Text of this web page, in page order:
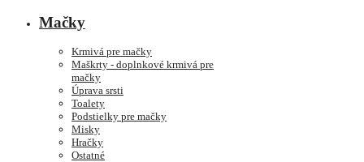
Mačky
Krmivá pre mačky
Maškrty - doplnkové krmivá pre
mačky
Úprava srsti
Toalety
Podstielky pre mačky
Misky
Hračky
Ostatné